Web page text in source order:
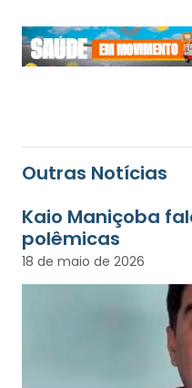
Outras Notícias
Kaio Maniçoba
polêmicas
18 de maio de 2026